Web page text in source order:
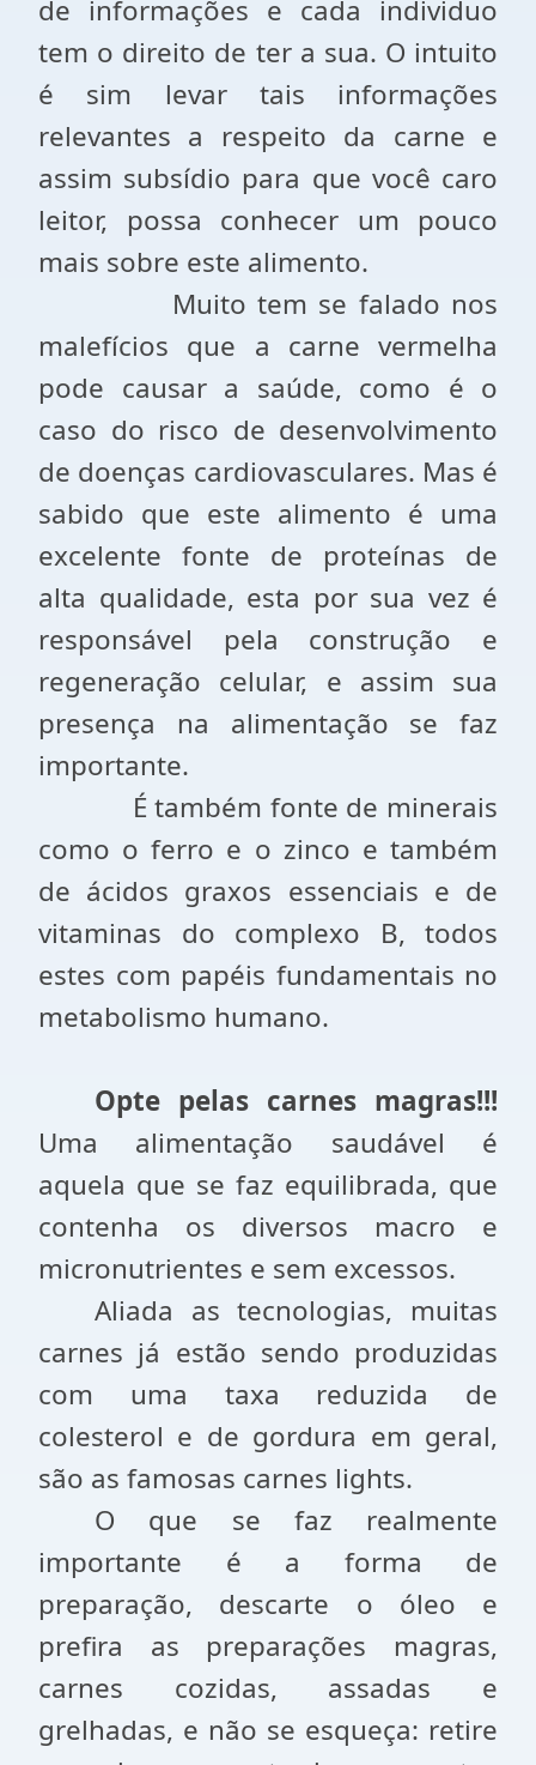
de informações e cada individuo
tem o direito de ter a sua. O intuito
é sim levar tais informações
relevantes a respeito da carne e
assim subsídio para que você caro
leitor, possa conhecer um pouco
mais sobre este alimento.
Muito tem se falado nos
malefícios que a carne vermelha
pode causar a saúde, como é o
caso do risco de desenvolvimento
de doenças cardiovasculares. Mas é
sabido que este alimento é uma
excelente fonte de proteínas de
alta qualidade, esta por sua vez é
responsável pela construção e
regeneração celular, e assim sua
presença na alimentação se faz
importante.
É também fonte de minerais
como o ferro e o zinco e também
de ácidos graxos essenciais e de
vitaminas do complexo B, todos
estes com papéis fundamentais no
metabolismo humano.
Opte pelas carnes magras!!!
Uma alimentação saudável é
aquela que se faz equilibrada, que
contenha os diversos macro e
micronutrientes e sem excessos.
Aliada as tecnologias, muitas
carnes já estão sendo produzidas
com uma taxa reduzida de
colesterol e de gordura em geral,
são as famosas carnes lights.
O que se faz realmente
importante é a forma de
preparação, descarte o óleo e
prefira as preparações magras,
carnes cozidas, assadas e
grelhadas, e não se esqueça: retire